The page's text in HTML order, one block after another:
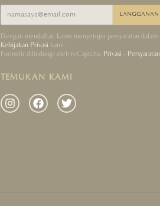
LANGGANAN
Dengan mendaftar, kamu menyetujui persyaratan dalam
Kebijakan Privasi kami.
Formulir dilindungi oleh reCaptcha. Privasi - Persyaratan
TEMUKAN KAMI